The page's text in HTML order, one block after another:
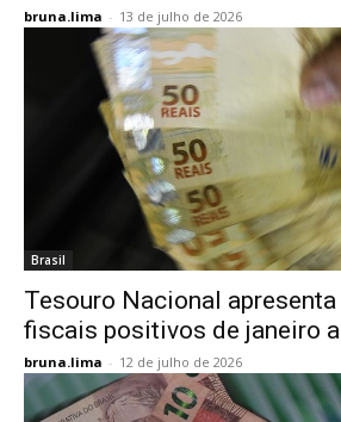
bruna.lima - 13 de julho de 2026
Brasil
Tesouro Nacional
fiscais positivos de janeiro
bruna.lima - 12 de julho de 2026